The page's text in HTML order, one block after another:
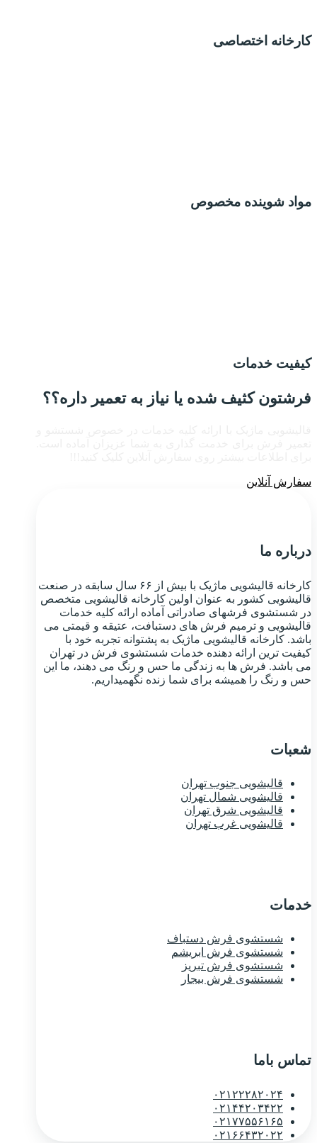
کارخانه اختصاصی
مواد شوینده مخصوص
کیفیت خدمات
فرشتون کثیف شده یا نیاز به تعمیر داره؟؟
سفارش آنلاین
درباره ما
کارخانه قالیشویی ماژیک با بیش از ۶۶ سال سابقه در صنعت
قالیشویی کشور به عنوان اولین کارخانه قالیشویی متخصص
در شستشوی فرشهای صادراتی آماده ارائه کلیه خدمات
قالیشویی و ترمیم فرش های دستبافت، عتیقه و قیمتی می
باشد. کارخانه قالیشویی ماژیک به پشتوانه تجربه خود با
کیفیت ترین ارائه دهنده خدمات شستشوی فرش در تهران
می باشد. فرش ها به زندگی ما حس و رنگ می دهند، ما این
حس و رنگ را همیشه برای شما زنده نگهمیداریم.
شعبات
قالیشویی جنوب تهران
قالیشویی شمال تهران
قالیشویی شرق تهران
قالیشویی غرب تهران
خدمات
شستشوی فرش دستباف
شستشوی فرش ابریشم
شستشوی فرش تبریز
شستشوی فرش بیجار
تماس باما
۰۲۱۲۲۲۸۲۰۲۴
۰۲۱۴۴۲۰۳۴۲۲
۰۲۱۷۷۵۵۶۱۶۵
۰۲۱۶۶۴۳۲۰۲۲